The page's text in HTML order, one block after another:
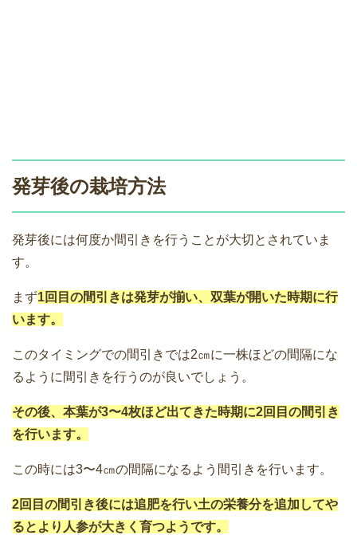
発芽後の栽培方法
発芽後には何度か間引きを行うことが大切とされていま
す。
まず1回目の間引きは発芽が揃い、双葉が開いた時期に行
います。
このタイミングでの間引きでは2㎝に一株ほどの間隔にな
るように間引きを行うのが良いでしょう。
その後、本葉が3〜4枚ほど出てきた時期に2回目の間引き
を行います。
この時には3〜4㎝の間隔になるよう間引きを行います。
2回目の間引き後には追肥を行い土の栄養分を追加してや
るとより人参が大きく育つようです。